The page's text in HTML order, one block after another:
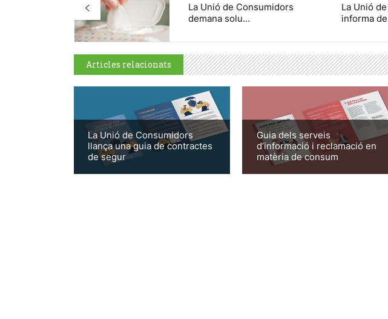
La Unió de Consumidors
demana solu...
La Unió
informa
Articles relacionats
La Unió de Consumidors
llança una guia de contractes
de segur
Guia dels serveis
d’informació i reclamació en
matèria de consum